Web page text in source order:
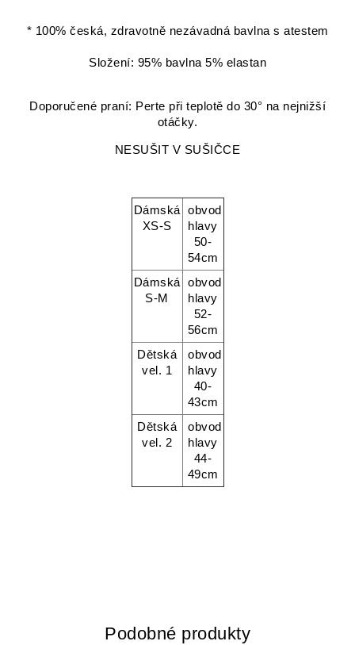
* 100% česká, zdravotně nezávadná bavlna s atestem
Složení: 95% bavlna 5% elastan
Doporučené praní: Perte při teplotě do 30° na nejnižší
otáčky.
NESUŠIT V SUŠIČCE
Dámská
XS-S
obvod
hlavy
50-
54cm
Dámská
S-M
obvod
hlavy
52-
56cm
Dětská
vel. 1
obvod
hlavy
40-
43cm
Dětská
vel. 2
obvod
hlavy
44-
49cm
Podobné produkty